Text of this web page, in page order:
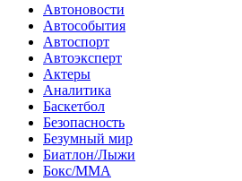
Автоновости
Автособытия
Автоспорт
Автоэксперт
Актеры
Аналитика
Баскетбол
Безопасность
Безумный мир
Биатлон/Лыжи
Бокс/MMA